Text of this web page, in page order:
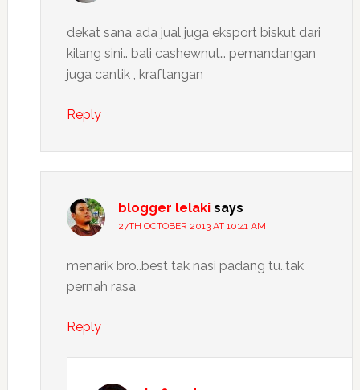
dekat sana ada jual juga eksport biskut dari
kilang sini.. bali cashewnut… pemandangan
juga cantik , kraftangan
Reply
blogger lelaki says
27TH OCTOBER 2013 AT 10:41 AM
menarik bro..best tak nasi padang tu..tak
pernah rasa
Reply